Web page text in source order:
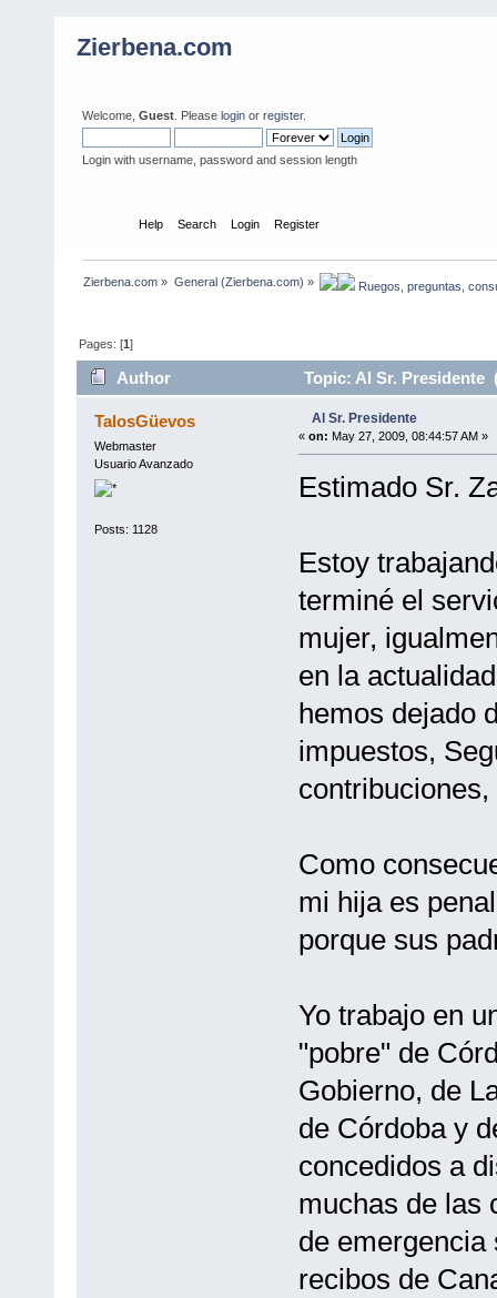
Zierbena.com
Welcome, Guest . Please login or register.
Login with username, password and session length
Help Search Login Register
Zierbena.com » General (Zierbena.com) » Ruegos, preguntas,
Pages: [1]
Author Topic: Al Sr. Presidente
TalosGüevos
Webmaster
Usuario Avanzado
Posts: 1128
Al Sr. Presidente
« on: May 27, 2009, 08:44:57 AM »
Estimado Sr.
Estoy
terminé el
mujer,
en la
hemos dejado
impuestos,
Como
mi hija es
porque sus
Yo trabajo en
"pobre" de
Gobierno, de
de Córdoba y
concedidos a
muchas de las
de
recibos de